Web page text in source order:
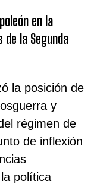
en la
la Segunda
la posición de
y
régimen de
de inflexión
política